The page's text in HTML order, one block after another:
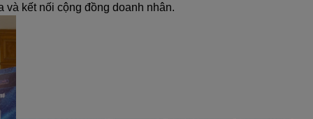
kết nối cộng đồng doanh nhân.